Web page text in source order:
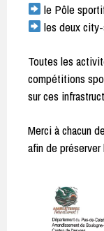
le Pôle
les deux
Toutes les
compétitions
sur ces
Merci à chacun
afin de